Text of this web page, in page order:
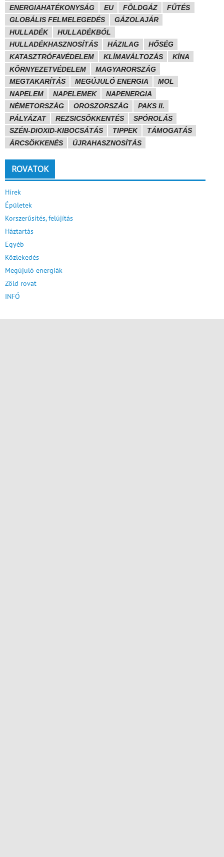
ENERGIAHATÉKONYSÁG
EU FÖLDGÁZ
FŰTÉS
GLOBÁLIS FELMELEGEDÉS
GÁZOLAJÁR
HULLADÉK
HULLADÉKBÓL
HULLADÉKHASZNOSÍTÁS
HÁZILAG
HŐSÉG
KATASZTRÓFAVÉDELEM
KLÍMAVÁLTOZÁS
KÍNA
KÖRNYEZETVÉDELEM
MAGYARORSZÁG
MEGTAKARÍTÁS
MEGÚJULÓ ENERGIA
MOL
NAPELEM
NAPELEMEK
NAPENERGIA
NÉMETORSZÁG
OROSZORSZÁG
PAKS II.
PÁLYÁZAT
REZSICSÖKKENTÉS
SPÓROLÁS
SZÉN-DIOXID-KIBOCSÁTÁS
TIPPEK
TÁMOGATÁS
ÁRCSÖKKENÉS
ÚJRAHASZNOSÍTÁS
ROVATOK
Hírek
Épületek
Korszerűsítés, felújítás
Háztartás
Egyéb
Közlekedés
Megújuló energiák
Zöld rovat
INFÓ